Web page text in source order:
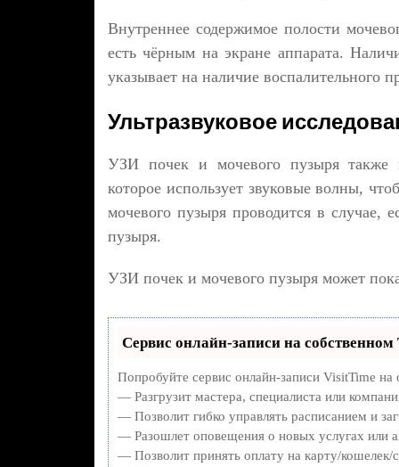
Внутреннее содержимое полости
есть чёрным на экране аппарата.
указывает на наличие воспалительного
Ультразвуковое
УЗИ почек и мочевого пузыря также
которое использует звуковые волны,
мочевого пузыря проводится в случае,
пузыря.
УЗИ почек и мочевого пузыря может
Сервис онлайн-записи на собственном
Попробуйте сервис онлайн-записи VisitTime
— Разгрузит мастера, специалиста или
— Позволит гибко управлять расписанием и
— Разошлет оповещения о новых услугах или
— Позволит принять оплату на карту/кошелек/